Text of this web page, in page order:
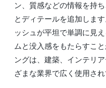
ン、質感などの情報を持
とディテールを追加しま
ッシュが平坦で単調に見
ムと没入感をもたらすこ
ングは、建築、インテリ
ざまな業界で広く使用され